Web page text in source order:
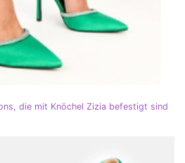
die mit Knöchel Zizia befestigt sind